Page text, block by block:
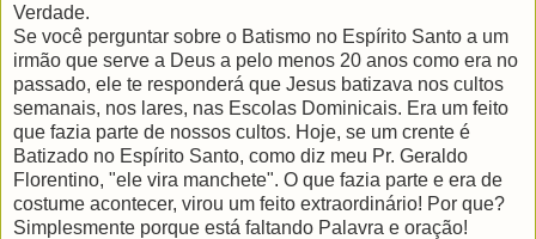
Verdade.
Se você perguntar sobre o Batismo no Espírito Santo a um
irmão que serve a Deus a pelo menos 20 anos como era no
passado, ele te responderá que Jesus batizava nos cultos
semanais, nos lares, nas Escolas Dominicais. Era um feito
que fazia parte de nossos cultos. Hoje, se um crente é
Batizado no Espírito Santo, como diz meu Pr. Geraldo
Florentino, "ele vira manchete". O que fazia parte e era de
costume acontecer, virou um feito extraordinário! Por que?
Simplesmente porque está faltando Palavra e oração!